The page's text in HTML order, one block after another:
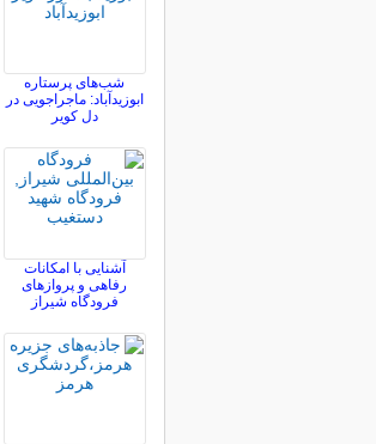
شب‌های پرستاره
ابوزیدآباد: ماجراجویی در
دل کویر
آشنایی با امکانات
رفاهی و پروازهای
فرودگاه شیراز